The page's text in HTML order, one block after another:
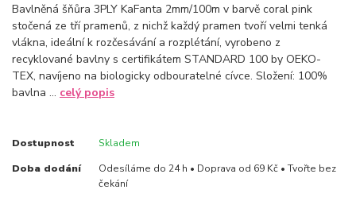
Bavlněná šňůra 3PLY KaFanta 2mm/100m v barvě coral pink
stočená ze tří pramenů, z nichž každý pramen tvoří velmi tenká
vlákna, ideální k rozčesávání a rozplétání, vyrobeno z
recyklované bavlny s certifikátem STANDARD 100 by OEKO-
TEX, navíjeno na biologicky odbouratelné cívce. Složení: 100%
bavlna ... celý popis
Dostupnost Skladem
Doba dodání
Odesíláme do 24 h • Doprava od 69 Kč • Tvořte bez
čekání